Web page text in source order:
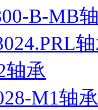
B-MB
轴承
M1轴承